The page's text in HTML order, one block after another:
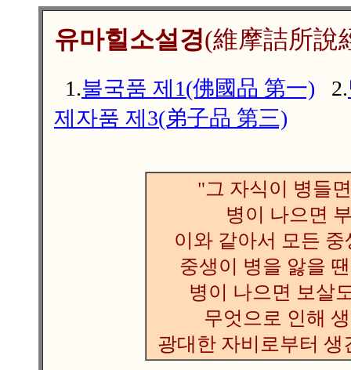
유마힐소설경(維摩詰所說
1.불국품 제1(佛國品 第一) 2.
제자품 제3(弟子品 第三)
"그 자식이 병들
병이 나으면
이와 같아서 모든
중생이 병을 앓을
병이 나으면 보살
무엇으로 인해
광대한 자비로부터 생